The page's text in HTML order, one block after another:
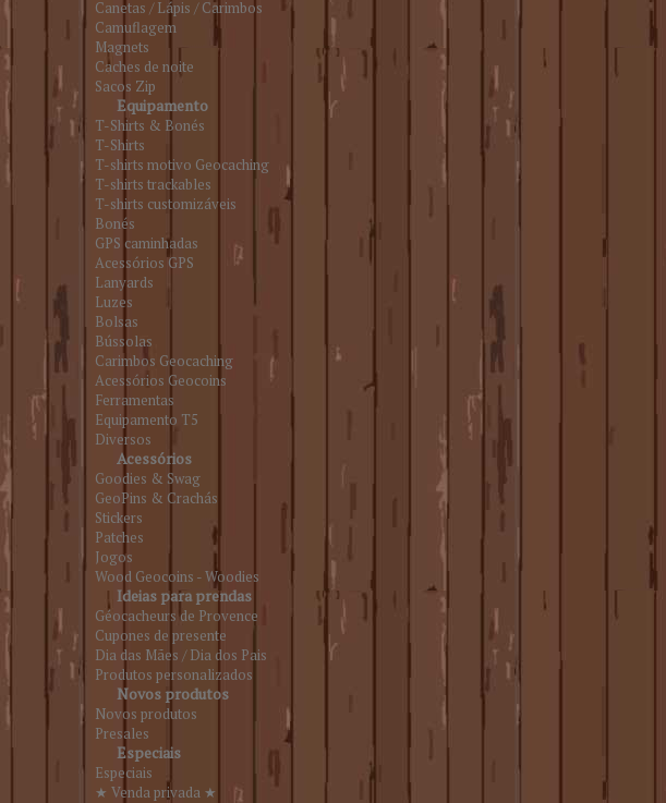
Canetas / Lápis / Carimbos
Camuflagem
Magnets
Caches de noite
Sacos Zip
Equipamento
T-Shirts & Bonés
T-Shirts
T-shirts motivo Geocaching
T-shirts trackables
T-shirts customizáveis
Bonés
GPS caminhadas
Acessórios GPS
Lanyards
Luzes
Bolsas
Bússolas
Carimbos Geocaching
Acessórios Geocoins
Ferramentas
Equipamento T5
Diversos
Acessórios
Goodies & Swag
GeoPins & Crachás
Stickers
Patches
Jogos
Wood Geocoins - Woodies
Ideias para prendas
Géocacheurs de Provence
Cupones de presente
Dia das Mães / Dia dos Pais
Produtos personalizados
Novos produtos
Novos produtos
Presales
Especiais
Especiais
★ Venda privada ★